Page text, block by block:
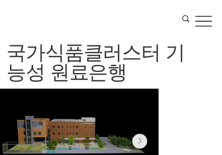
국가식품클러스터 기
능성 원료은행